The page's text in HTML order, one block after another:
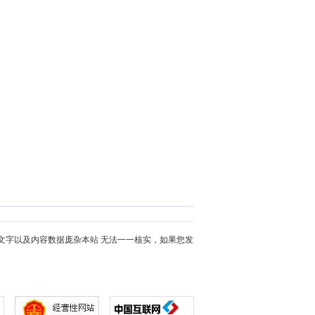
以及内容数据庞杂本站 无法一一核实，如果您发